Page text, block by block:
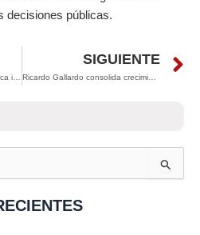
decisiones públicas.
SIGUIENTE
Ricardo Gallardo consolida crecimiento laboral en San Luis Potosí pese a ajustes estacionales de fin de año